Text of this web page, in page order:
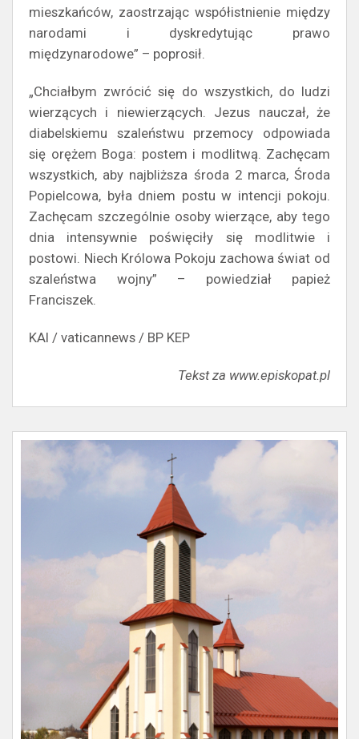
mieszkańców, zaostrzając współistnienie między
narodami i dyskredytując prawo
międzynarodowe” – poprosił.
„Chciałbym zwrócić się do wszystkich, do ludzi
wierzących i niewierzących. Jezus nauczał, że
diabelskiemu szaleństwu przemocy odpowiada
się orężem Boga: postem i modlitwą. Zachęcam
wszystkich, aby najbliższa środa 2 marca, Środa
Popielcowa, była dniem postu w intencji pokoju.
Zachęcam szczególnie osoby wierzące, aby tego
dnia intensywnie poświęciły się modlitwie i
postowi. Niech Królowa Pokoju zachowa świat od
szaleństwa wojny” – powiedział papież
Franciszek.
KAI / vaticannews / BP KEP
Tekst za www.episkopat.pl